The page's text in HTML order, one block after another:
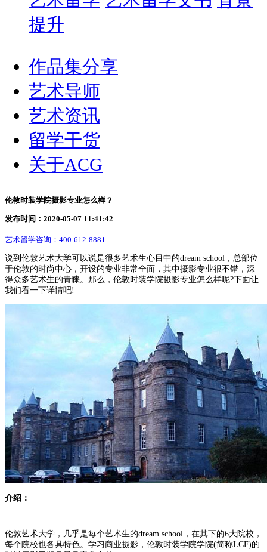
提升
作品集分享
艺术导师
艺术资讯
留学干货
关于ACG
伦敦时装学院摄影专业怎么样？
发布时间：2020-05-07 11:41:42
艺术留学咨询： 400-612-8881
说到伦敦艺术大学可以说是很多艺术生心目中的dream school，总部位
于伦敦的时尚中心，开设的专业非常全面，其中摄影专业很不错，深
得众多艺术生的青睐。那么，伦敦时装学院摄影专业怎么样呢?下面让
我们看一下详情吧!
介绍：
伦敦艺术大学，几乎是每个艺术生的dream school，在其下的6大院校，
每个院校也各具特色。学习商业摄影，伦敦时装学院学院(简称LCF)的